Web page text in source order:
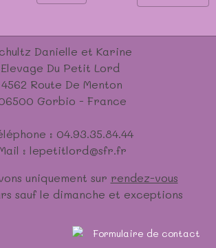
Danielle et Karine
Elevage Du Petit Lord
4562 Route De Menton
Gorbio - France
: 04.93.35.84.44
: lepetitlord@sfr.fr
uniquement sur rendez-vous
sauf le dimanche et exceptions